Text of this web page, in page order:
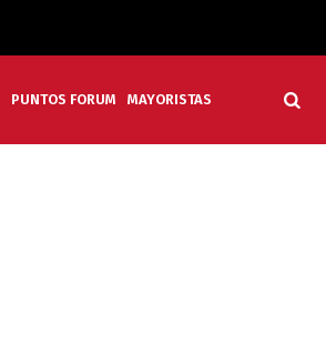
PUNTOS FORUM MAYORISTAS